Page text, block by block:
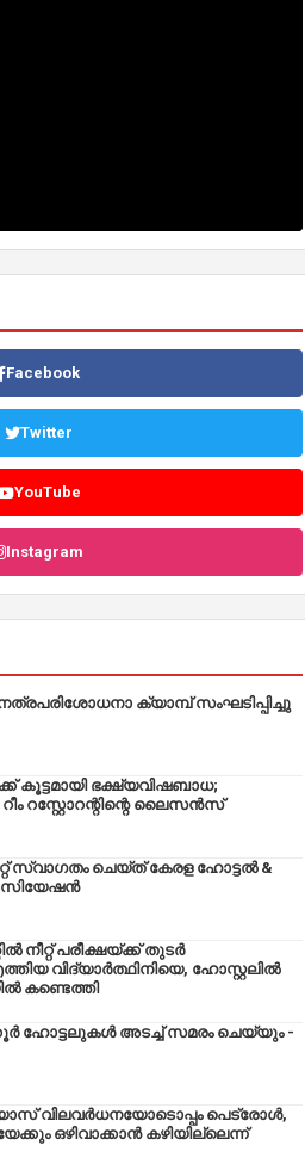
Facebook
Twitter
YouTube
Instagram
ക്യാമ്പ് സംഘടിപ്പിച്ചു
കൂട്ടമായി ഭക്ഷ്യവിഷബാധ;
റസ്റ്റോറന്റിന്റെ ലൈസൻസ്
സ്വാഗതം ചെയ്ത് കേരള ഹോട്ടൽ &
നീറ്റ് പരീക്ഷയ്ക്ക് തുടർ
വിദ്യാർത്ഥിനിയെ, ഹോസ്റ്റലിൽ
കണ്ടെത്തി
ഹോട്ടലുകൾ അടച്ച് സമരം ചെയ്യും -
വിലവർധനയോടൊപ്പം പെട്രോൾ,
ഒഴിവാക്കാന്‍ കഴിയില്ലെന്ന്